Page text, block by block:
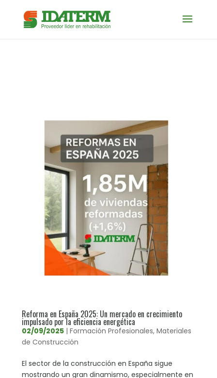
Reforma en España 2025: Un mercado en crecimiento
impulsado por la eficiencia energética
02/09/2025| Formación Profesionales, Materiales
de Construcción
El sector de la construcción en España sigue
mostrando un gran dinamismo, especialmente en